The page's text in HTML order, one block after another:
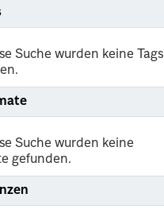
Suche wurden keine Tags
Suche wurden keine
gefunden.